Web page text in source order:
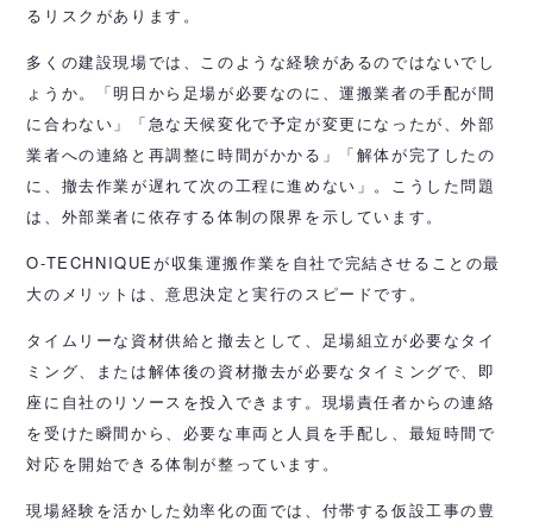
るリスクがあります。
多くの建設現場では、このような経験があるのではないでし
ょうか。「明日から足場が必要なのに、運搬業者の手配が間
に合わない」「急な天候変化で予定が変更になったが、外部
業者への連絡と再調整に時間がかかる」「解体が完了したの
に、撤去作業が遅れて次の工程に進めない」。こうした問題
は、外部業者に依存する体制の限界を示しています。
O-TECHNIQUEが収集運搬作業を自社で完結させることの最
大のメリットは、意思決定と実行のスピードです。
タイムリーな資材供給と撤去として、足場組立が必要なタイ
ミング、または解体後の資材撤去が必要なタイミングで、即
座に自社のリソースを投入できます。現場責任者からの連絡
を受けた瞬間から、必要な車両と人員を手配し、最短時間で
対応を開始できる体制が整っています。
現場経験を活かした効率化の面では、付帯する仮設工事の豊